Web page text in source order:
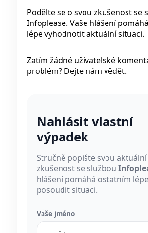
Podělte se o svou zkušenost se
Infoplease. Vaše hlášení
lépe vyhodnotit aktuální situaci.
Zatím žádné uživatelské
problém? Dejte nám vědět.
Nahlásit vlastní
výpadek
Stručně popište svou aktuální
zkušenost se službou
hlášení pomáhá ostatním lépe
posoudit situaci.
Vaše jméno